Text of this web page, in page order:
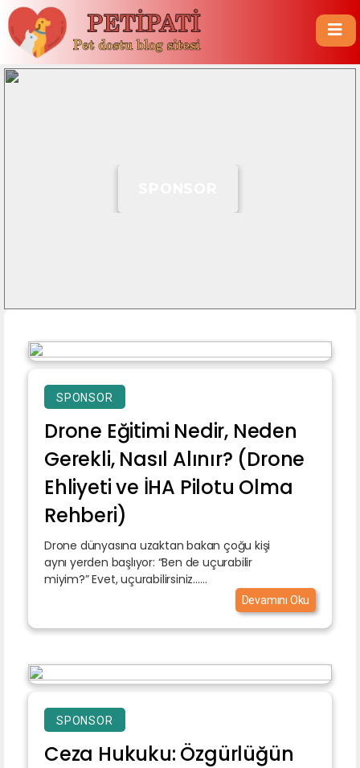
SPONSOR
Drone Eğitimi Nedir, Neden
Gerekli, Nasıl Alınır? (Drone
Ehliyeti ve İHA Pilotu Olma
Rehberi)
Drone dünyasına uzaktan bakan çoğu kişi
aynı yerden başlıyor: “Ben de uçurabilir
miyim?” Evet, uçurabilirsiniz…...
Devamını Oku
SPONSOR
Ceza Hukuku: Özgürlüğün